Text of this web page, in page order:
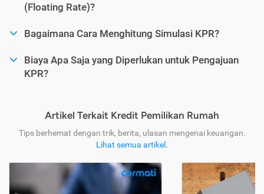
(Floating Rate)?
Bagaimana Cara Menghitung Simulasi KPR?
Biaya Apa Saja yang Diperlukan untuk Pengajuan
KPR?
Artikel Terkait Kredit Pemilikan Rumah
Tips berhemat dengan trik, berita, ulasan mengenai keuangan.
Lihat semua artikel .